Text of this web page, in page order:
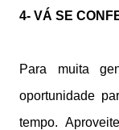
4- VÁ SE
Para muita
oportunidade
tempo.